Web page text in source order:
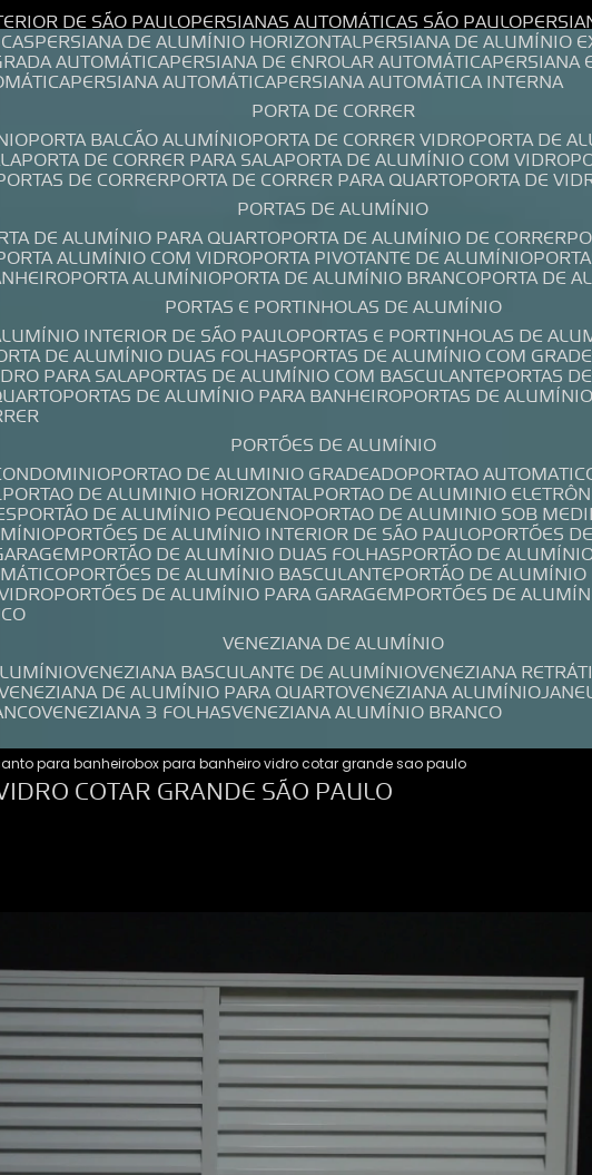
DE SÃO PAULO PERSIANAS AUTOMÁTICAS SÃO PAULO
PERSIANA DE ALUMÍNIO HORIZONTAL PERSIANA DE ALUMÍNIO
AUTOMÁTICA PERSIANA DE ENROLAR AUTOMÁTICA
PERSIANA AUTOMÁTICA PERSIANA AUTOMÁTICA INTERNA
PORTA DE CORRER
PORTA BALCÃO ALUMÍNIO PORTA DE CORRER VIDRO PORTA DE
PORTA DE CORRER PARA SALA PORTA DE ALUMÍNIO COM VIDRO
PORTAS DE CORRER PORTA DE CORRER PARA QUARTO PORTA DE
PORTAS DE ALUMÍNIO
DE ALUMÍNIO PARA QUARTO PORTA DE ALUMÍNIO DE CORRER
PORTA ALUMÍNIO COM VIDRO PORTA PIVOTANTE DE ALUMÍNIO
PORTA ALUMÍNIO PORTA DE ALUMÍNIO BRANCO PORTA DE
PORTAS E PORTINHOLAS DE ALUMÍNIO
INTERIOR DE SÃO PAULO PORTAS E PORTINHOLAS DE
DE ALUMÍNIO DUAS FOLHAS PORTAS DE ALUMÍNIO COM GRADE
PARA SALA PORTAS DE ALUMÍNIO COM BASCULANTE PORTAS
PORTAS DE ALUMÍNIO PARA BANHEIRO PORTAS DE
PORTÕES DE ALUMÍNIO
PORTAO DE ALUMINIO GRADEADO PORTAO
PORTAO DE ALUMINIO HORIZONTAL PORTAO DE ALUMINIO
PORTÃO DE ALUMÍNIO PEQUENO PORTAO DE ALUMINIO SOB
PORTÕES DE ALUMÍNIO INTERIOR DE SÃO PAULO PORTÕES
PORTÃO DE ALUMÍNIO DUAS FOLHAS PORTÃO DE
PORTÕES DE ALUMÍNIO BASCULANTE PORTÃO DE
PORTÕES DE ALUMÍNIO PARA GARAGEM PORTÕES DE
VENEZIANA DE ALUMÍNIO
VENEZIANA BASCULANTE DE ALUMÍNIO VENEZIANA
VENEZIANA DE ALUMÍNIO PARA QUARTO VENEZIANA ALUMÍNIO
VENEZIANA 3 FOLHAS VENEZIANA ALUMÍNIO BRANCO
para banheirobox para banheiro vidro cotar grande sao paulo
COTAR GRANDE SÃO PAULO